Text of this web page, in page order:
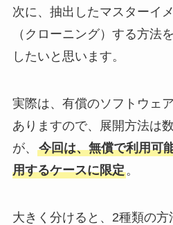
次に、抽出したマスターイ
（クローニング）する方法
したいと思います。
実際は、有償のソフトウェ
ありますので、展開方法は
が、 今回は、無償で利用可
用するケースに限定。
大きく分けると、2種類の方